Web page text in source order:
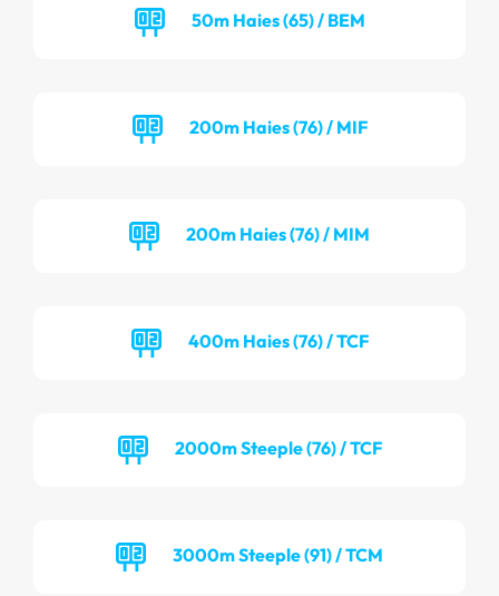
50m Haies (65) / BEM
200m Haies (76) / MIF
200m Haies (76) / MIM
400m Haies (76) / TCF
2000m Steeple (76) / TCF
3000m Steeple (91) / TCM